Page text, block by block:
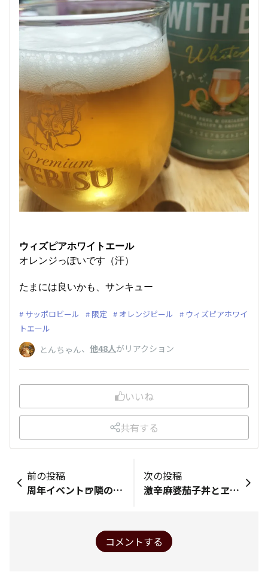
ウィズピアホワイトエール
オレンジっぽいです（汗）
たまには良いかも、サンキュー
サッポロビール 限定 オレンジピール
ウィズピアホワイ
トエール
とんちゃん、 他48人がリアクション
いいね
共有する
前の投稿
周年イベント🍺隣のお客さん①
次の投稿
激辛麻婆茄子丼とヱビス！
コメントする